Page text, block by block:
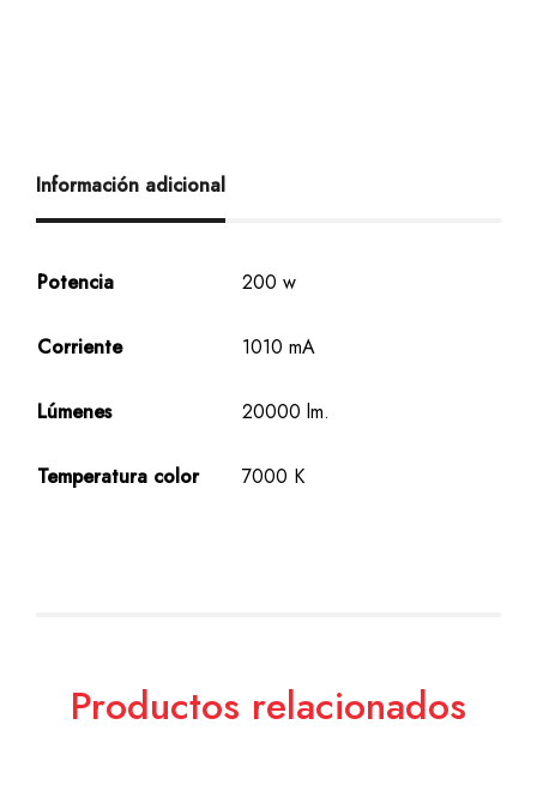
Información adicional
Potencia 200 w
Corriente 1010 mA
Lúmenes 20000 lm.
Temperatura color 7000 K
Productos relacionados